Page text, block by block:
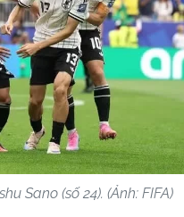
Sano (số 24). (Ảnh: FIFA)